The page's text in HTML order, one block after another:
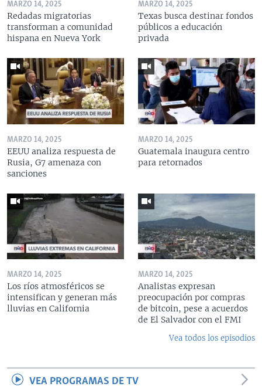
MARZO 14, 2025
Redadas migratorias
transforman a comunidad
hispana en Nueva York
MARZO 14, 2025
Texas busca destinar fondos
públicos a educación
privada
MARZO 14, 2025
EEUU analiza respuesta de
Rusia, G7 amenaza con
sanciones
MARZO 14, 2025
Guatemala inaugura centro
para retornados
MARZO 14, 2025
Los ríos atmosféricos se
intensifican y generan más
lluvias en California
MARZO 14, 2025
Analistas expresan
preocupación por compras
de bitcoin, pese a acuerdos
de El Salvador con el FMI
Vea todos los episodios
VEA PROGRAMAS DE TV